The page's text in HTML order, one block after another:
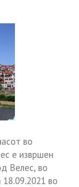
во
е извршен
Велес, во
18.09.2021 во